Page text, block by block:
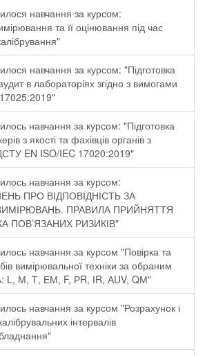
навчання за курсом:
та її оцінювання під час
навчання за курсом: "Підготовка
в лабораторіях згідно з вимогами
навчання за курсом: "Підготовка
з якості та фахівців органів з
EN ISO/IEC 17020:2019"
навчання за курсом:
ПРО ВІДПОВІДНІСТЬ ЗА
ПРАВИЛА ПРИЙНЯТТЯ
ПОВ’ЯЗАНИХ РИЗИКІВ"
навчання за курсом "Повірка та
вимірювальної техніки за обраним
L, М, Т, ЕМ, F, РR, ІR, АUV, QМ"
навчання за курсом "Розрахунок і
інтервалів